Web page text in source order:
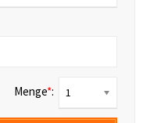
Menge*: 1